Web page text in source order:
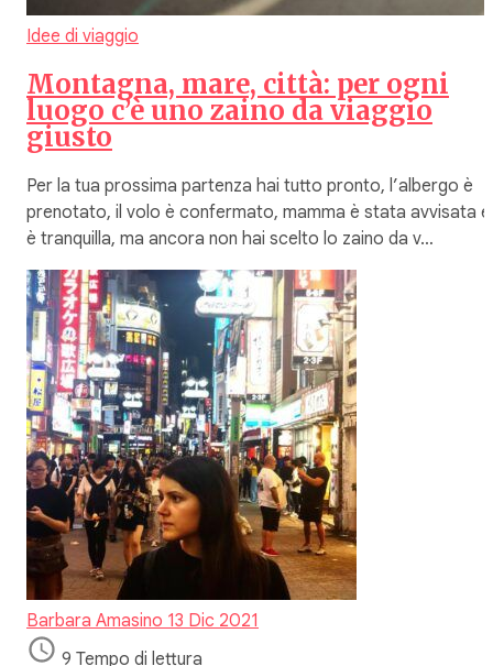
Idee di viaggio
Montagna, mare, città: per ogni
luogo c’è uno zaino da viaggio
giusto
Per la tua prossima partenza hai tutto pronto, l’albergo è
prenotato, il volo è confermato, mamma è stata avvisata
è tranquilla, ma ancora non hai scelto lo zaino da v…
Barbara Amasino 13 Dic 2021
9 Tempo di lettura